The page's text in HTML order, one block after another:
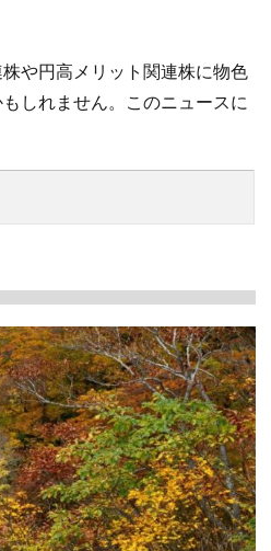
や円高メリット関連株に物色
しれません。このニュースに